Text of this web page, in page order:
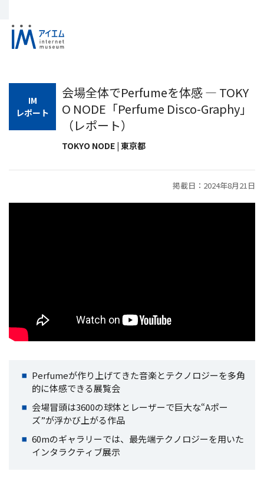
IM
レポート
会場全体でPerfumeを体感 ― TOKY
O NODE「Perfume Disco-Graphy」
（レポート）
TOKYO NODE | 東京都
掲載日：2024年8月21日
Perfumeが作り上げてきた音楽とテクノロジーを多角
的に体感できる展覧会
会場冒頭は3600の球体とレーザーで巨大な“Aポー
ズ”が浮かび上がる作品
60mのギャラリーでは、最先端テクノロジーを用いた
インタラクティブ展示